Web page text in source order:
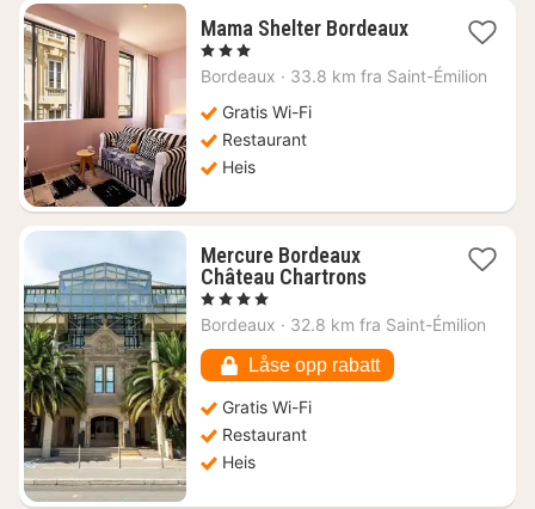
Mama Shelter Bordeaux1
fra
, 3 Stjerner
Bordeaux · 33.8 km fra Saint-Émilion
Gratis Wi-Fi
Restaurant
Heis
Mercure Bordeaux
Château Chartrons1
fra
kr.
, 4 Stjerner
Bordeaux · 32.8 km fra Saint-Émilion
Låse opp rabatt
Gratis Wi-Fi
Restaurant
Heis